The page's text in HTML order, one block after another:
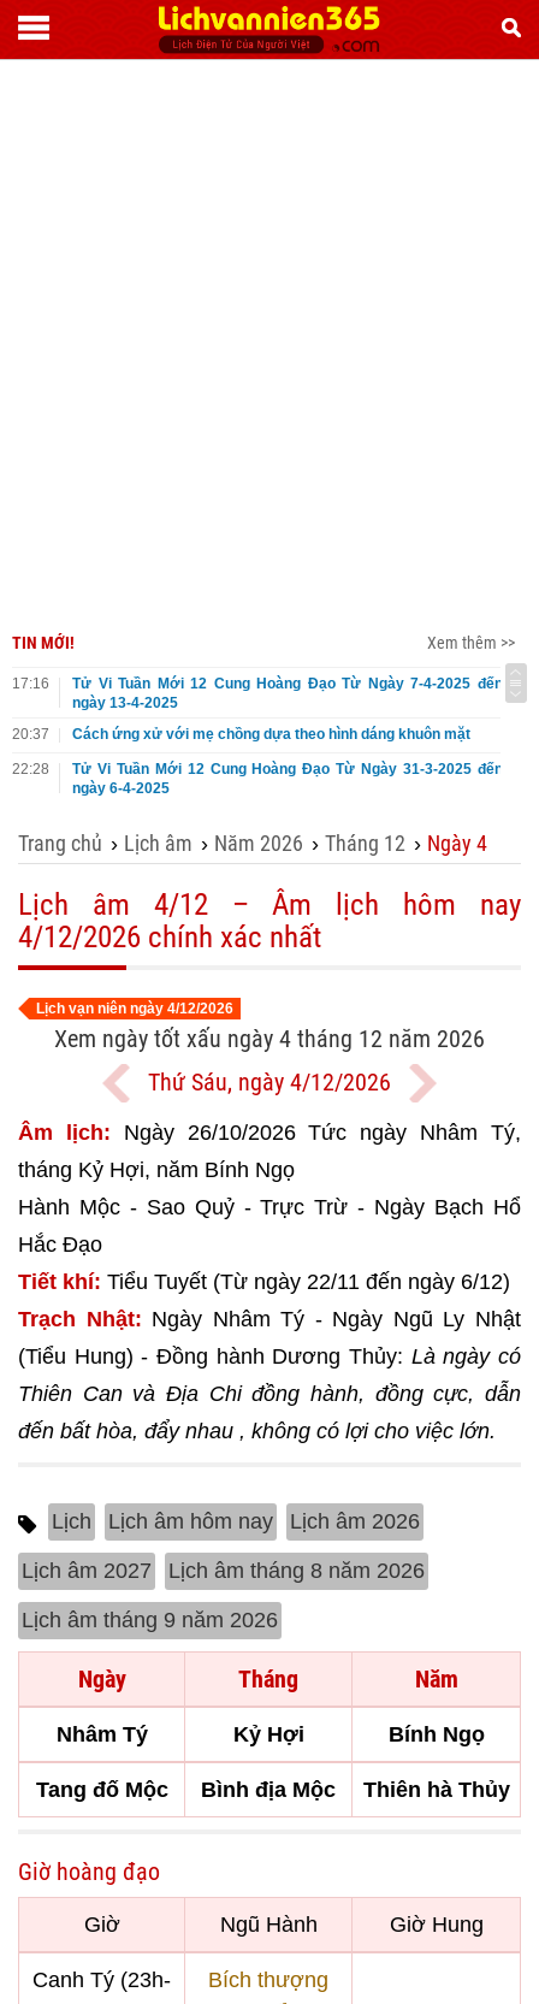
TIN MỚI! Xem thêm >>
17:16
Tử Vi Tuần Mới 12 Cung Hoàng Đạo Từ Ngày 7-4-2025 đến
ngày 13-4-2025
20:37
Cách ứng xử với mẹ chồng dựa theo hình dáng khuôn mặt
22:28
Tử Vi Tuần Mới 12 Cung Hoàng Đạo Từ Ngày 31-3-2025 đến
ngày 6-4-2025
Trang chủ › Lịch âm › Năm 2026 › Tháng 12 › Ngày 4
Lịch âm 4/12 – Âm lịch hôm nay
4/12/2026 chính xác nhất
Lịch vạn niên ngày 4/12/2026
Xem ngày tốt xấu ngày 4 tháng 12 năm 2026
Thứ Sáu, ngày 4/12/2026
Âm lịch: Ngày 26/10/2026 Tức ngày Nhâm Tý,
tháng Kỷ Hợi, năm Bính Ngọ
Hành Mộc - Sao Quỷ - Trực Trừ - Ngày Bạch Hổ
Hắc Đạo
Tiết khí: Tiểu Tuyết (Từ ngày 22/11 đến ngày 6/12)
Trạch Nhật: Ngày Nhâm Tý - Ngày Ngũ Ly Nhật
(Tiểu Hung) - Đồng hành Dương Thủy: Là ngày có
Thiên Can và Địa Chi đồng hành, đồng cực, dẫn
đến bất hòa, đẩy nhau , không có lợi cho việc lớn.
Lịch Lịch âm hôm nay Lịch âm 2026
Lịch âm 2027 Lịch âm tháng 8 năm 2026
Lịch âm tháng 9 năm 2026
Ngày Tháng Năm
Nhâm Tý Kỷ Hợi Bính Ngọ
Tang đố Mộc Bình địa Mộc Thiên hà Thủy
Giờ hoàng đạo
Giờ Ngũ Hành Giờ Hung
Canh Tý (23h-
Bích thượng